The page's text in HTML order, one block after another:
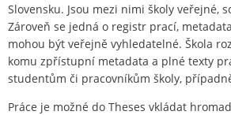
Slovensku. Jsou mezi nimi školy veřejné,
Zároveň se jedná o registr prací,
mohou být veřejně vyhledatelné. Škola
komu zpřístupní metadata a plné texty
studentům či pracovníkům školy,
Práce je možné do Theses vkládat